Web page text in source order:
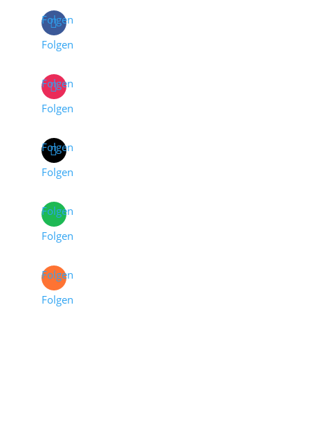
Folgen
Folgen
Folgen
Folgen
Folgen
Folgen
Folgen
Folgen
Folgen
Folgen